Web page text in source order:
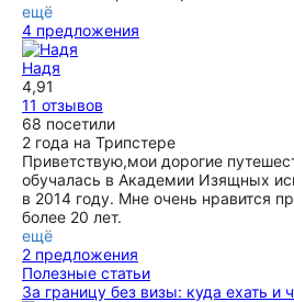
ещё
4 предложения
Надя
4,91
11 отзывов
68 посетили
2 года на Трипстере
Приветствую,мои дорогие
обучалась в Академии Изящных
в 2014 году. Мне очень нравится
более 20 лет.
ещё
2 предложения
Полезные статьи
За границу без визы: куда ехать и